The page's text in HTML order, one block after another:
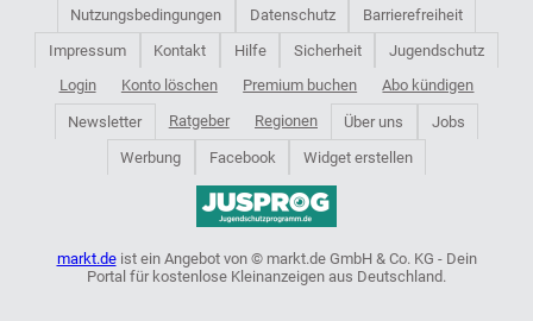
Nutzungsbedingungen Datenschutz
Barrierefreiheit
Impressum
Kontakt Hilfe Sicherheit
Jugendschutz
Login
Konto löschen Premium buchen Abo kündigen
Newsletter Ratgeber Regionen Über uns
Jobs
Werbung
Facebook Widget erstellen
markt.deist ein Angebot von © markt.de GmbH & Co. KG - Dein
Portal für kostenlose Kleinanzeigen aus Deutschland.